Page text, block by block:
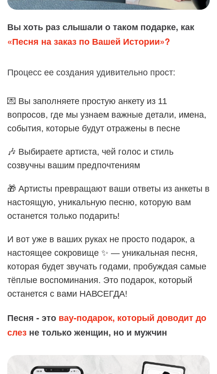
Вы хоть раз слышали о таком подарке, как
«Песня на заказ по Вашей Истории»?
Процесс ее создания удивительно прост:
💌 Вы заполняете простую анкету из 11
вопросов, где мы узнаем важные детали, имена,
события, которые будут отражены в песне
🎶 Выбираете артиста, чей голос и стиль
созвучны вашим предпочтениям
🎁 Артисты превращают ваши ответы из анкеты в
настоящую, уникальную песню, которую вам
останется только подарить!
И вот уже в ваших руках не просто подарок, а
настоящее сокровище ✨ — уникальная песня,
которая будет звучать годами, пробуждая самые
тёплые воспоминания. Это подарок, который
останется с вами НАВСЕГДА!
Песня - это вау-подарок, который доводит до
слез не только женщин, но и мужчин